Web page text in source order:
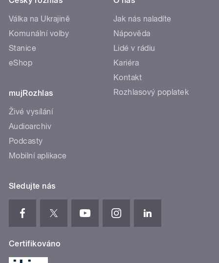
Válka na Ukrajině
Komunální volby
Stanice
eShop
mujRozhlas
Živé vysílání
Audioarchiv
Podcasty
Mobilní aplikace
Jak nás naladíte
Nápověda
Lidé v rádiu
Kariéra
Kontakt
Rozhlasový poplatek
Sledujte nás
Certifikováno